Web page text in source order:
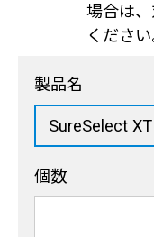
場合は
ください
製品名
個数